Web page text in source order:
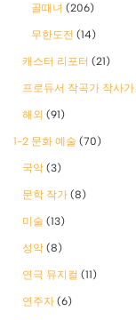
골때녀 (206)
무한도전 (14)
캐스터 리포터 (21)
프로듀서 작곡가 작사가
해외 (91)
1-2 문화 예술 (70)
국악 (3)
문학 작가 (8)
미술 (13)
성악 (8)
연극 뮤지컬 (11)
연주자 (6)